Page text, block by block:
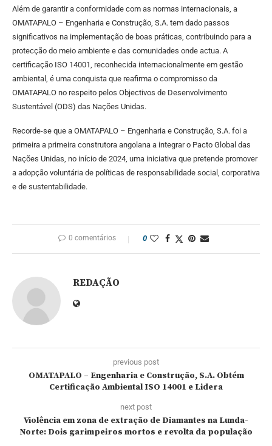
Além de garantir a conformidade com as normas internacionais, a
OMATAPALO – Engenharia e Construção, S.A. tem dado passos
significativos na implementação de boas práticas, contribuindo para a
protecção do meio ambiente e das comunidades onde actua. A
certificação ISO 14001, reconhecida internacionalmente em gestão
ambiental, é uma conquista que reafirma o compromisso da
OMATAPALO no respeito pelos Objectivos de Desenvolvimento
Sustentável (ODS) das Nações Unidas.
Recorde-se que a OMATAPALO – Engenharia e Construção, S.A. foi a
primeira a primeira construtora angolana a integrar o Pacto Global das
Nações Unidas, no início de 2024, uma iniciativa que pretende promover
a adopção voluntária de políticas de responsabilidade social, corporativa
e de sustentabilidade.
0 comentários 0
REDAÇÃO
previous post
OMATAPALO – Engenharia e Construção, S.A. Obtém
Certificação Ambiental ISO 14001 e Lidera
next post
Violência em zona de extração de Diamantes na Lunda-
Norte: Dois garimpeiros mortos e revolta da população